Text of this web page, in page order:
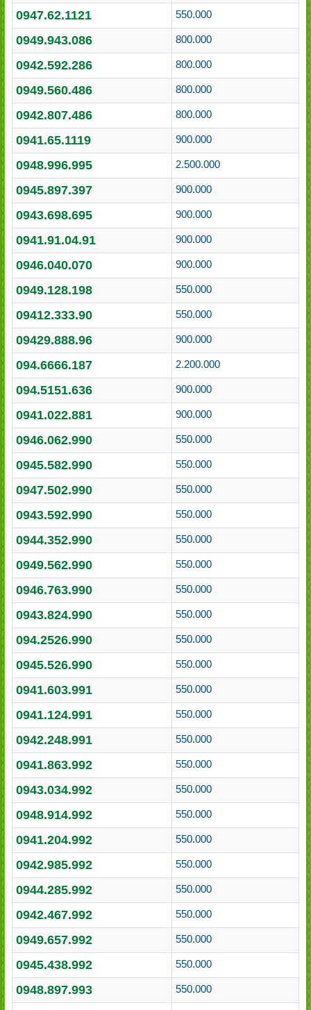
0947.62.1121 550.000
0949.943.086 800.000
0942.592.286 800.000
0949.560.486 800.000
0942.807.486 800.000
0941.65.1119 900.000
0948.996.995 2.500.000
0945.897.397 900.000
0943.698.695 900.000
0941.91.04.91 900.000
0946.040.070 900.000
0949.128.198 550.000
09412.333.90 550.000
09429.888.96 900.000
094.6666.187 2.200.000
094.5151.636 900.000
0941.022.881 900.000
0946.062.990 550.000
0945.582.990 550.000
0947.502.990 550.000
0943.592.990 550.000
0944.352.990 550.000
0949.562.990 550.000
0946.763.990 550.000
0943.824.990 550.000
094.2526.990 550.000
0945.526.990 550.000
0941.603.991 550.000
0941.124.991 550.000
0942.248.991 550.000
0941.863.992 550.000
0943.034.992 550.000
0948.914.992 550.000
0941.204.992 550.000
0942.985.992 550.000
0944.285.992 550.000
0942.467.992 550.000
0949.657.992 550.000
0945.438.992 550.000
0948.897.993 550.000